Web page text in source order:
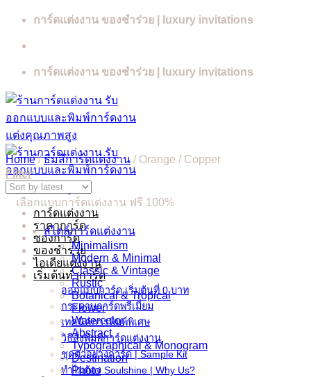
Skip
การ์ดแต่งงาน ของชำร่วย | luxury invitations
การ์ดแต่งงาน ของชำร่วย | luxury invitations
การ์ดแต่งงาน
ราคาการ์ด
ซองการ์ด
ของชำร่วย
ไอเดียแต่งงาน
เริ่มต้นทำการ์ด
ออกแบบการ์ด เริ่มต้นที่ 0 บาท
กระดาษการ์ดพรีเมี่ยม
เทคนิคการพิมพ์พิเศษ
วิธีสั่งพิมพ์การ์ดแต่งงาน
ชุดตัวอย่างการ์ด | Sample Kit
ทำไมต้อง Soulshine | Why Us?
Home / ธีมสีการ์ดแต่งงาน /Orange / Copper
Filter
เลือกแบบการ์ดแต่งงาน ฟรี 100%
สไตล์การ์ดแต่งงาน
Minimalism
Modern & Minimal
Classic & Vintage
Rustic
Botanical & Tropical
Flower
Watercolor
Abstract
Typographical & Monogram
Destination
Photo